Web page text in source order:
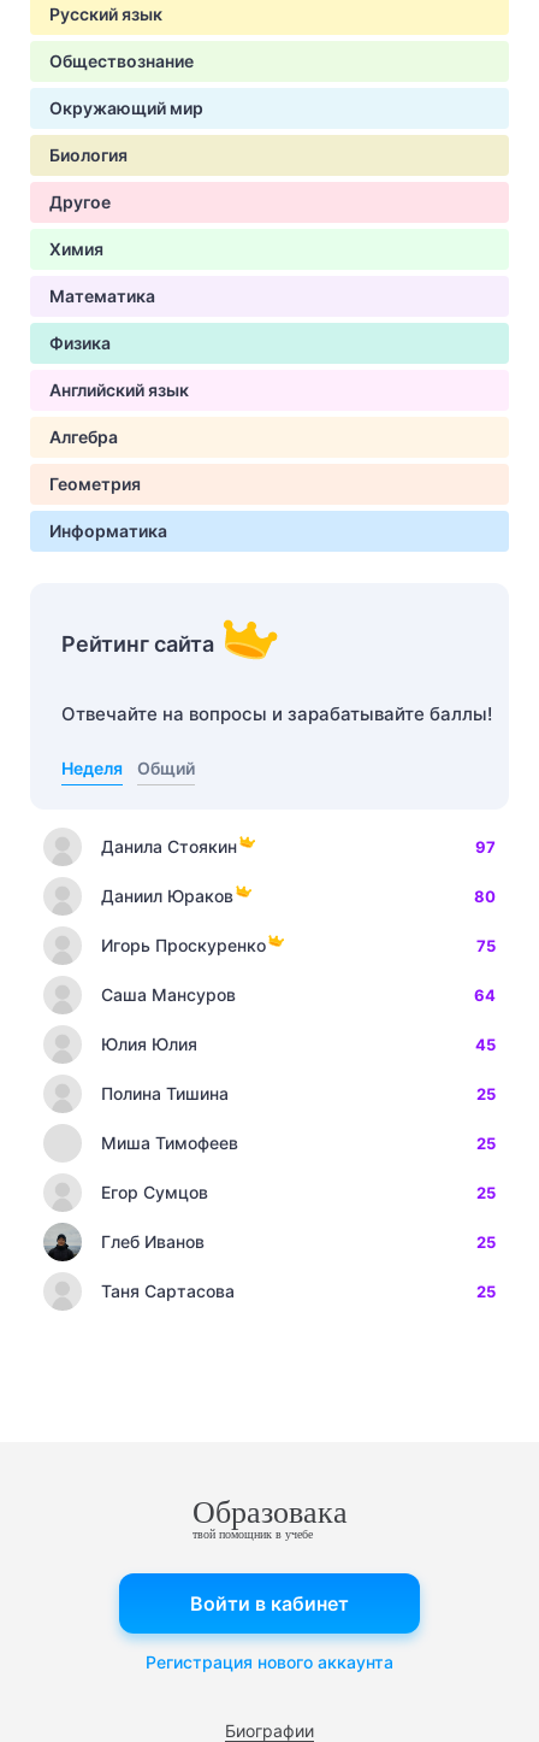
Русский язык
Обществознание
Окружающий мир
Биология
Другое
Химия
Математика
Физика
Английский язык
Алгебра
Геометрия
Информатика
Рейтинг сайта
Отвечайте на вопросы и зарабатывайте баллы!
Неделя Общий
Данила Стоякин 97
Даниил Юраков 80
Игорь Проскуренко 75
Саша Мансуров 64
Юлия Юлия 45
Полина Тишина 25
Миша Тимофеев 25
Егор Сумцов 25
Глеб Иванов 25
Таня Сартасова 25
Образовака
твой помощник в учебе
Биографии
Войти в кабинет
Регистрация нового аккаунта